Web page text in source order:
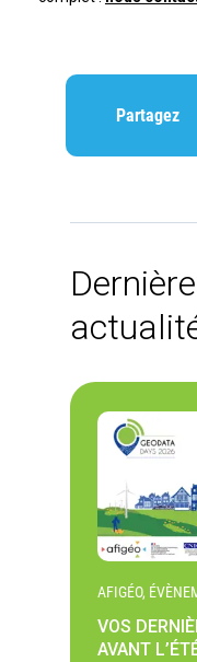
Partagez
AFIGÉO,
VOS
AVANT